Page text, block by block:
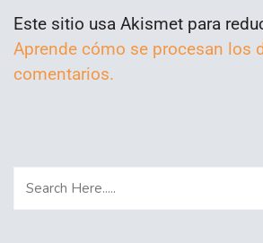
Este sitio usa Akismet para
Aprende cómo se procesan los
comentarios.